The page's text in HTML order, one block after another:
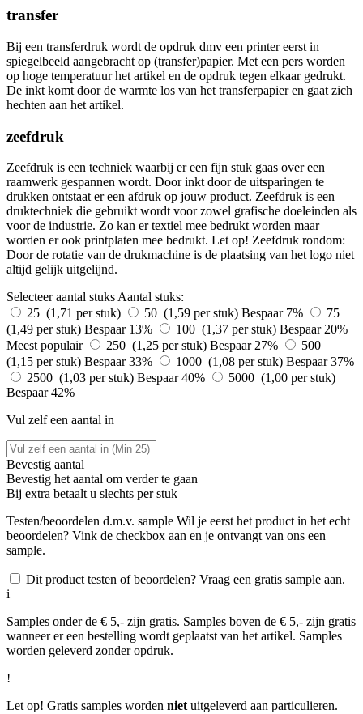
transfer
Bij een transferdruk wordt de opdruk dmv een printer eerst in
spiegelbeeld aangebracht op (transfer)papier. Met een pers worden
op hoge temperatuur het artikel en de opdruk tegen elkaar gedrukt.
De inkt komt door de warmte los van het transferpapier en gaat zich
hechten aan het artikel.
zeefdruk
Zeefdruk is een techniek waarbij er een fijn stuk gaas over een
raamwerk gespannen wordt. Door inkt door de uitsparingen te
drukken ontstaat er een afdruk op jouw product. Zeefdruk is een
druktechniek die gebruikt wordt voor zowel grafische doeleinden als
voor de industrie. Zo kan er textiel mee bedrukt worden maar
worden er ook printplaten mee bedrukt. Let op! Zeefdruk rondom:
Door de rotatie van de drukmachine is de plaatsing van het logo niet
altijd gelijk uitgelijnd.
Selecteer aantal stuks Aantal stuks:
25 (1,71 per stuk)
50 (1,59 per stuk) Bespaar 7%
75
(1,49 per stuk) Bespaar 13% 100 (1,37 per stuk) Bespaar 20%
Meest populair
250 (1,25 per stuk) Bespaar 27%
500
(1,15 per stuk) Bespaar 33% 1000 (1,08 per stuk) Bespaar 37%
2500 (1,03 per stuk) Bespaar 40%
5000 (1,00 per stuk)
Bespaar 42%
Vul zelf een aantal in
Bevestig aantal
Bevestig het aantal om verder te gaan
Bij extra betaalt u slechts per stuk
Testen/beoordelen d.m.v. sample Wil je eerst het product in het echt
beoordelen? Vink de checkbox aan en je ontvangt van ons een
sample.
Dit product testen of beoordelen? Vraag een gratis sample aan.
i
Samples onder de € 5,- zijn gratis. Samples boven de € 5,- zijn gratis
wanneer er een bestelling wordt geplaatst van het artikel. Samples
worden geleverd zonder opdruk.
!
Let op! Gratis samples worden niet uitgeleverd aan particulieren.